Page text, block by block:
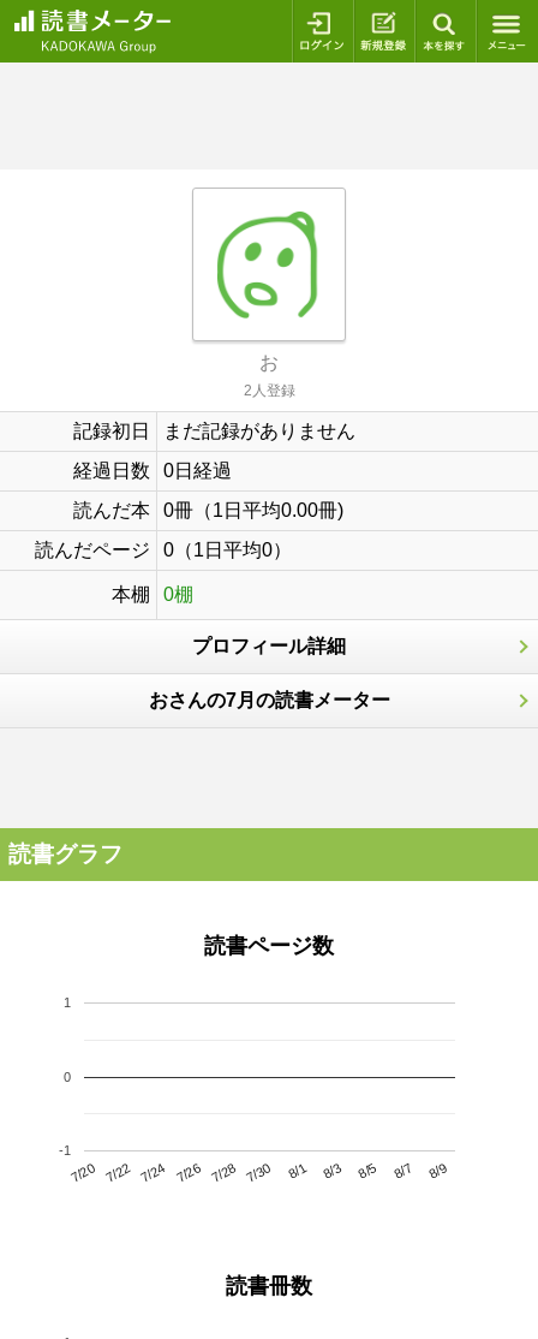
ログイン 新規登録
お
2人登録
記録初日
まだ記録がありません
経過日数
0日経過
読んだ本
0冊（1日平均0.00冊)
読んだページ
0（1日平均0）
本棚 0棚
プロフィール詳細
おさんの7月の読書メーター
読書グラフ
読書ページ数
7/20 7/22 7/24 7/26 7/28 7/30 8/1 8/3 8/5 8/7 8/9
-1
0
1
読書冊数